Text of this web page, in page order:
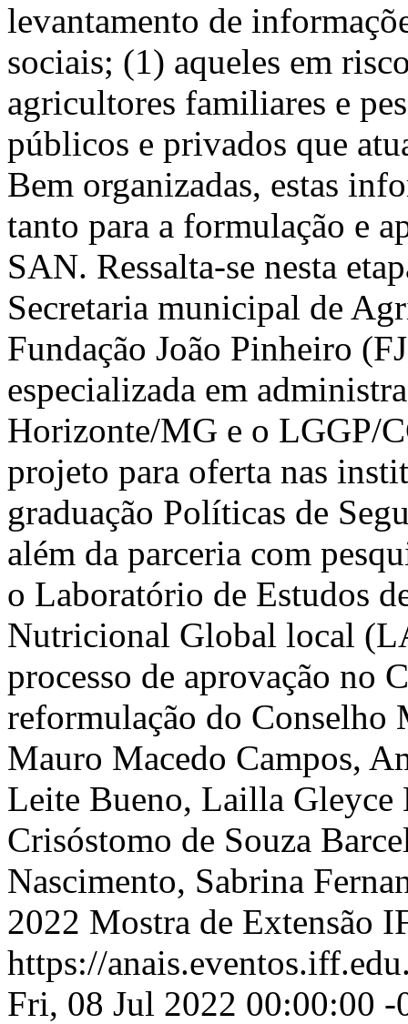
levantamento de
sociais; (1) aqueles em
agricultores familiares e
públicos e privados que
Bem organizadas, estas
tanto para a formulação e
SAN. Ressalta-se nesta
Secretaria municipal de
Fundação João Pinheiro
especializada em
Horizonte/MG e o LGGP/
projeto para oferta nas
graduação Políticas de
além da parceria com
o Laboratório de Estudos
Nutricional Global local
processo de aprovação no
reformulação do
Mauro Macedo Campos,
Leite Bueno, Lailla
Crisóstomo de Souza
Nascimento, Sabrina
2022 Mostra de Extensão
https://
Fri, 08 Jul 2022 00:00:00 -